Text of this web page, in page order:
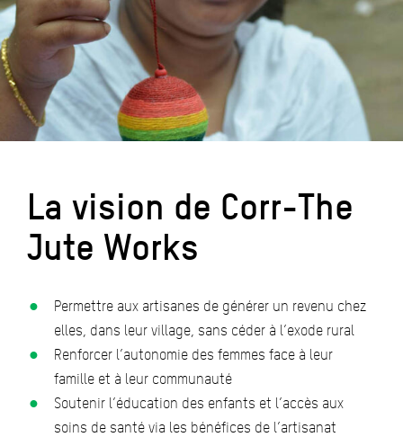
La vision de Corr-The
Jute Works
Permettre aux artisanes de générer un revenu chez
elles, dans leur village, sans céder à l’exode rural
Renforcer l’autonomie des femmes face à leur
famille et à leur communauté
Soutenir l’éducation des enfants et l’accès aux
soins de santé via les bénéfices de l’artisanat